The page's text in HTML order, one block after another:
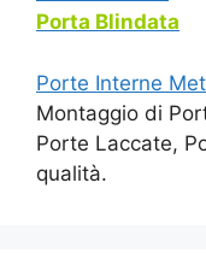
Porta Blindata
Porte Interne
Montaggio di
Porte Laccate,
qualità.